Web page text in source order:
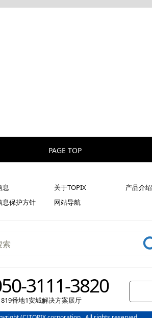
PAGE TOP
息 关于TOPIX 产品介绍
息保护方针 网站导航
3111-3820
番地1安城解决方案展厅